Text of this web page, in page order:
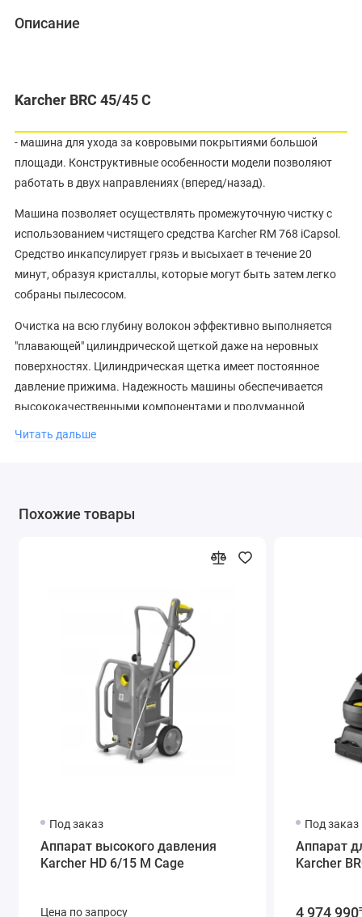
Описание
Karcher BRC 45/45 C
- машина для ухода за ковровыми покрытиями большой
площади. Конструктивные особенности модели позволяют
работать в двух направлениях (вперед/назад).
Машина позволяет осуществлять промежуточную чистку с
использованием чистящего средства Karcher RM 768 iCapsol.
Средство инкапсулирует грязь и высыхает в течение 20
минут, образуя кристаллы, которые могут быть затем легко
собраны пылесосом.
Очистка на всю глубину волокон эффективно выполняется
"плавающей" цилиндрической щеткой даже на неровных
поверхностях. Цилиндрическая щетка имеет постоянное
давление прижима. Надежность машины обеспечивается
высококачественными компонентами и продуманной
Читать дальше
Похожие товары
Под заказ
Аппарат высокого давления
Karcher HD 6/15 М Cage
Цена по запросу
Под заказ
Аппарат
Karcher
4 974